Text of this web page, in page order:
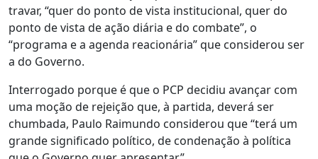
travar, “quer do ponto de vista institucional, quer do
ponto de vista de ação diária e do combate”, o
“programa e a agenda reacionária” que considerou ser
a do Governo.
Interrogado porque é que o PCP decidiu avançar com
uma moção de rejeição que, à partida, deverá ser
chumbada, Paulo Raimundo considerou que “terá um
grande significado político, de condenação à política